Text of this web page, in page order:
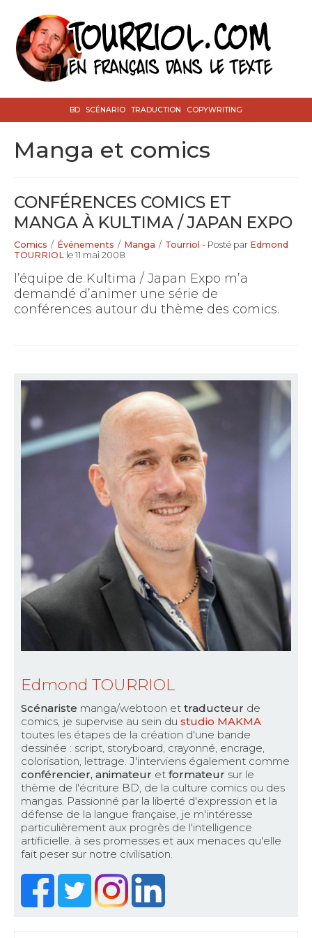
BD SCÉNARIO TRADUCTION COPYWRITING
manga et comics
CONFÉRENCES COMICS ET
MANGA À KULTIMA / JAPAN EXPO
Comics / Événements / Manga / Tourriol - Posté par Edmond
TOURRIOL le 11 mai 2008
l’équipe de Kultima / Japan Expo m’a
demandé d’animer une série de
conférences autour du thème des comics.
Edmond TOURRIOL
Scénariste manga/webtoon et traducteur de
comics, je supervise au sein du studio MAKMA
toutes les étapes de la création d'une bande
dessinée : script, storyboard, crayonné, encrage,
colorisation, lettrage. J'interviens également comme
conférencier, animateur et formateur sur le
thème de l'écriture BD, de la culture comics ou des
mangas. Passionné par la liberté d'expression et la
défense de la langue française, je m'intéresse
particulièrement aux progrès de l'intelligence
artificielle. à ses promesses et aux menaces qu'elle
fait peser sur notre civilisation.